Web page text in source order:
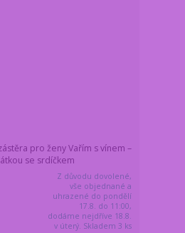
pro ženy Vařím s vínem –
se srdíčkem
Z důvodu dovolené,
vše objednané a
uhrazené do pondělí
17.8. do 11:00,
dodáme nejdříve 18.8.
v úterý. Skladem 3 ks